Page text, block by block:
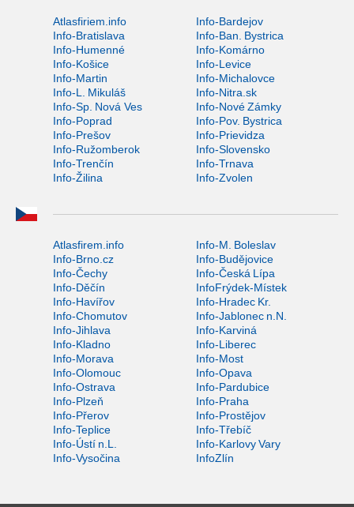
Atlasfiriem.info
Info-Bardejov
Info-Bratislava
Info-Ban. Bystrica
Info-Humenné
Info-Komárno
Info-Košice
Info-Levice
Info-Martin
Info-Michalovce
Info-L. Mikuláš
Info-Nitra.sk
Info-Sp. Nová Ves
Info-Nové Zámky
Info-Poprad
Info-Pov. Bystrica
Info-Prešov
Info-Prievidza
Info-Ružomberok
Info-Slovensko
Info-Trenčín
Info-Trnava
Info-Žilina
Info-Zvolen
Atlasfirem.info
Info-M. Boleslav
Info-Brno.cz
Info-Budějovice
Info-Čechy
Info-Česká Lípa
Info-Děčín
InfoFrýdek-Místek
Info-Havířov
Info-Hradec Kr.
Info-Chomutov
Info-Jablonec n.N.
Info-Jihlava
Info-Karviná
Info-Kladno
Info-Liberec
Info-Morava
Info-Most
Info-Olomouc
Info-Opava
Info-Ostrava
Info-Pardubice
Info-Plzeň
Info-Praha
Info-Přerov
Info-Prostějov
Info-Teplice
Info-Třebíč
Info-Ústí n.L.
Info-Karlovy Vary
Info-Vysočina
InfoZlín